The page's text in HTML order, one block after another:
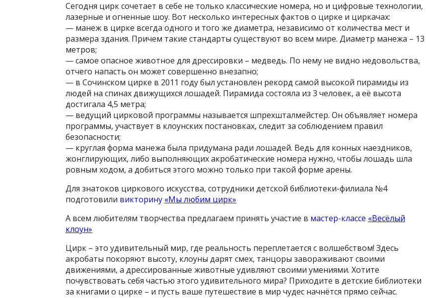
Сегодня цирк сочетает в себе не только классические номера, но и цифровые технологии,
лазерные и огненные шоу. Вот несколько интересных фактов о цирке и циркачах:
— манеж в цирке всегда одного и того же диаметра, независимо от количества мест и
размера здания. Причем такие стандарты существуют во всем мире. Диаметр манежа – 13
метров;
— самое опасное животное для дрессировки – медведь. По нему не видно недовольства,
отчего напасть он может совершенно внезапно;
— в Сочинском цирке в 2011 году был установлен рекорд самой высокой пирамиды из
людей на спинах движущихся лошадей. Пирамида состояла из 3 человек, а её высота
достигала 4,5 метра;
— ведущий цирковой программы называется шпрехшталмейстер. Он объявляет номера
программы, участвует в клоунских постановках, следит за соблюдением правил
безопасности;
— круглая форма манежа была придумана ради лошадей. Ведь для конных наездников,
жонглирующих, либо выполняющих акробатические номера нужно, чтобы лошадь шла
ровным ходом, а добиться этого можно только при такой форме арены.
Для знатоков циркового искусства, сотрудники детской библиотеки-филиала №4
подготовили викторину «Мы любим цирк»
А всем любителям творчества предлагаем принять участие в мастер-классе «Весёлый
клоун»
Цирк – это удивительный мир, где реальность переплетается с волшебством! Здесь
акробаты покоряют высоту, клоуны дарят смех, танцоры завораживают своими
движениями, а дрессированные животные удивляют своими умениями. Хотите
почувствовать себя частью этого удивительного мира? Приходите в детские библиотеки
за книгами о цирке – и пусть ваше путешествие в мир чудес начнётся прямо сейчас.